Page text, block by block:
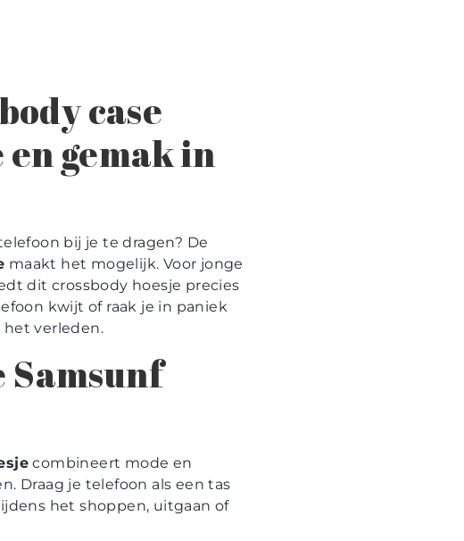
case
gemak in
bij je te dragen? De
maakt het mogelijk. Voor jonge
dit crossbody hoesje precies
kwijt of raak je in paniek
het verleden.
Samsunf
combineert mode en
Draag je telefoon als een tas
het shoppen, uitgaan of